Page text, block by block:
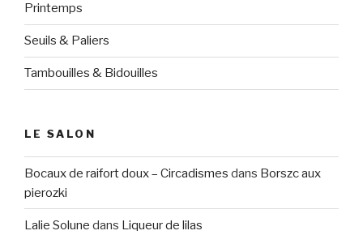
Printemps
Seuils & Paliers
Tambouilles & Bidouilles
LE SALON
Bocaux de raifort doux – Circadismes dans Borszc aux
pierozki
Lalie Solune dans Liqueur de lilas